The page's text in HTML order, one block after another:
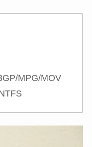
MPG/MOV